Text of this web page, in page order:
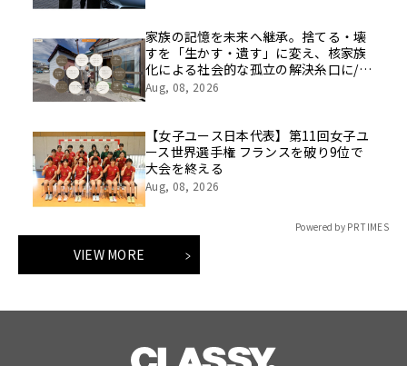
家族の記憶を未来へ継承。捨てる・壊
すを「生かす・遺す」に変え、核家族
化による社会的な孤立の解決糸口に/家
族の思い出をVRで保存する「ハウスト
Aug, 08, 2026
【女子ユース日本代表】第11回女子ユ
ース世界選手権 フランスを破り9位で
大会を終える
Aug, 08, 2026
Powered by PR TIMES
VIEW MORE